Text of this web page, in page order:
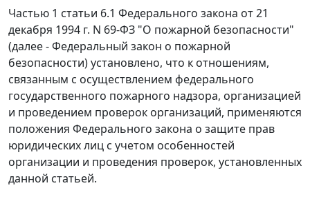
Частью 1 статьи 6.1 Федерального закона от 21
декабря 1994 г. N 69-ФЗ "О пожарной безопасности"
(далее - Федеральный закон о пожарной
безопасности) установлено, что к отношениям,
связанным с осуществлением федерального
государственного пожарного надзора, организацией
и проведением проверок организаций, применяются
положения Федерального закона о защите прав
юридических лиц с учетом особенностей
организации и проведения проверок, установленных
данной статьей.